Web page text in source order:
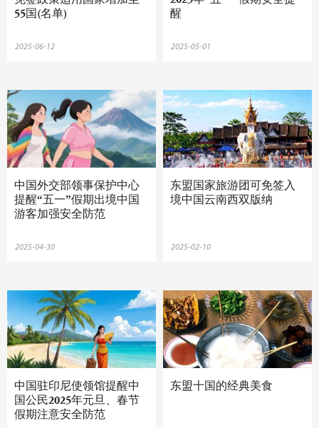
55国(名单)
2025-06-12
醒
2025-05-01
中国外交部领事保护中心
提醒“五一”假期出境中国
游客加强安全防范
2025-04-30
东盟国家旅游团可免签入
境中国云南西双版纳
2025-02-10
中国驻印尼使领馆提醒中
国公民2025年元旦、春节
假期注意安全防范
东盟十国的经典美食